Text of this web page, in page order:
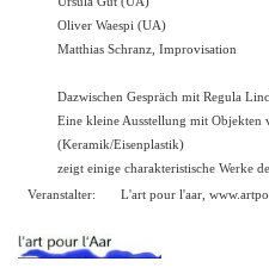
Oliver Waespi (UA)
Matthias Schranz, Improvisation
Dazwischen Gespräch mit Regula
Eine kleine Ausstellung mit
(Keramik/Eisenplastik)
zeigt einige charakteristische Werke
Veranstalter:
L'art pour l'aar,